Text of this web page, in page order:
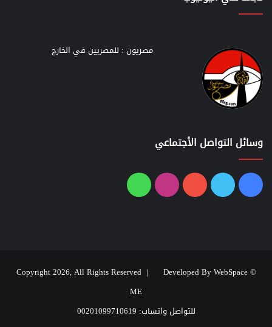
مصريون : للمصريين في الخارج
وسائل التواصل الأجتماعي
فيسبوك
تويتر يوتيوبانستقرامواتساب
© Copyright 2026, All Rights Reserved |
Developed By WebSpace
ME
للتواصل واتساب: 00201099710619